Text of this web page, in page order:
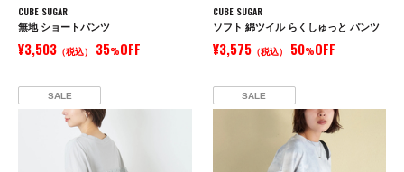
CUBE SUGAR
無地 ショートパンツ
¥3,503 （税込） 35%OFF
CUBE SUGAR
ソフト 綿ツイル らくしゅっと パンツ
¥3,575（税込） 50%OFF
SALE SALE